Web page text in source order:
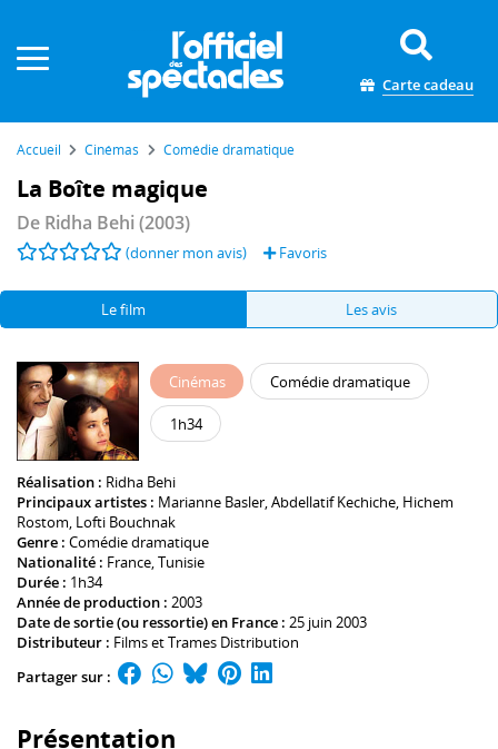
Carte cadeau
Accueil Cinémas Comédie dramatique
La Boîte magique
De Ridha Behi (2003)
(donner mon avis) Favoris
Le film Les avis
Cinémas Comédie dramatique
1h34
Réalisation : Ridha Behi
Principaux artistes : Marianne Basler,Abdellatif Kechiche, Hichem
Rostom, Lofti Bouchnak
Genre : Comédie dramatique
Nationalité : France, Tunisie
Durée : 1h34
Année de production : 2003
Date de sortie (ou ressortie) en France : 25 juin 2003
Distributeur : Films et Trames Distribution
Partager sur :
Présentation